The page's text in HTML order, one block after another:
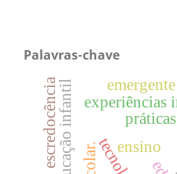
Palavras-chave
ensino
experiências
educação infantil
escredocência